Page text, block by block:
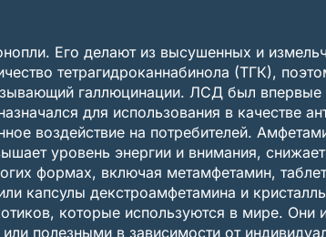
Его делают из высушенных и
тетрагидроканнабинола (ТГК),
галлюцинации. ЛСД был
для использования в качестве
воздействие на потребителей.
уровень энергии и внимания,
формах, включая метамфетамин,
капсулы декстроамфетамина и
которые используются в мире.
полезными в зависимости от